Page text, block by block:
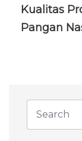
Kualitas
Pangan